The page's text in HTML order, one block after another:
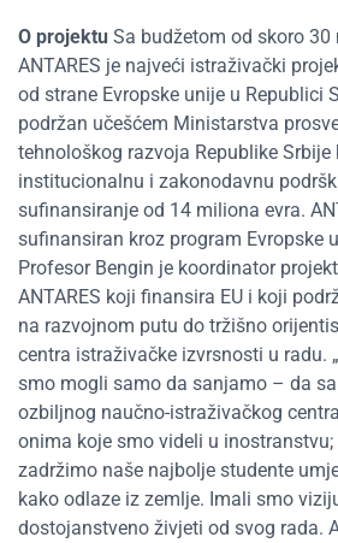
O projektu Sa budžetom od skoro 30
ANTARES je najveći istraživački
od strane Evropske unije u Republici
podržan učešćem Ministarstva
tehnološkog razvoja Republike Srbije
institucionalnu i zakonodavnu
sufinansiranje od 14 miliona evra.
sufinansiran kroz program Evropske
Profesor Bengin je koordinator
ANTARES koji finansira EU i koji
na razvojnom putu do tržišno
centra istraživačke izvrsnosti u radu.
smo mogli samo da sanjamo – da
ozbiljnog naučno-istraživačkog
onima koje smo videli u
zadržimo naše najbolje studente
kako odlaze iz zemlje. Imali smo
dostojanstveno živjeti od svog rada.